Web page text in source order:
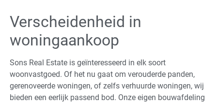
Verscheidenheid in
woningaankoop
Sons Real Estate is geïnteresseerd in elk soort
woonvastgoed. Of het nu gaat om verouderde panden,
gerenoveerde woningen, of zelfs verhuurde woningen, wij
bieden een eerlijk passend bod. Onze eigen bouwafdeling